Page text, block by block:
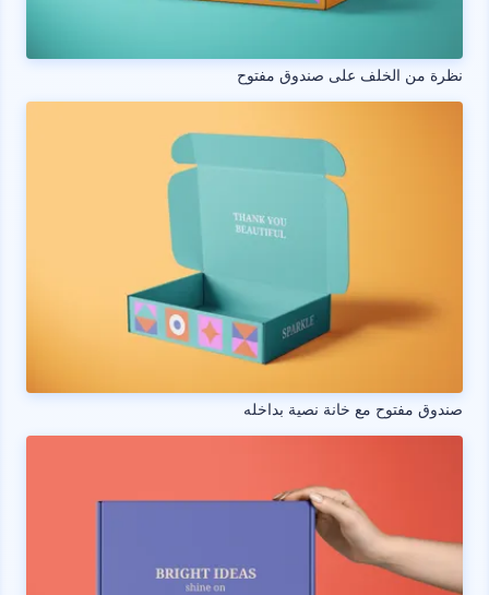
نظرة من الخلف على صندوق مفتوح
صندوق مفتوح مع خانة نصية بداخله